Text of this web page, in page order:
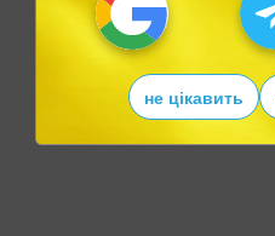
не цікавить